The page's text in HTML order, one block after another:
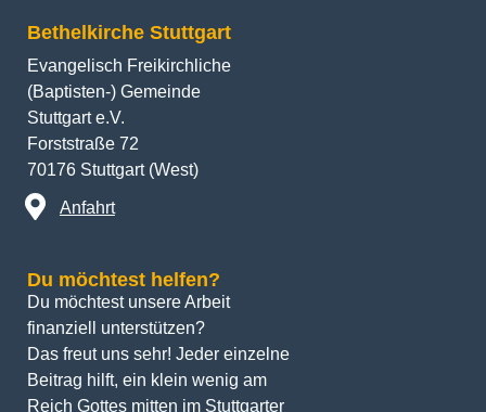
Bethelkirche Stuttgart
Evangelisch Freikirchliche
(Baptisten-) Gemeinde
Stuttgart e.V.
Forststraße 72
70176 Stuttgart (West)
Anfahrt
Du möchtest helfen?
Du möchtest unsere Arbeit
finanziell unterstützen?
Das freut uns sehr! Jeder einzelne
Beitrag hilft, ein klein wenig am
Reich Gottes mitten im Stuttgarter